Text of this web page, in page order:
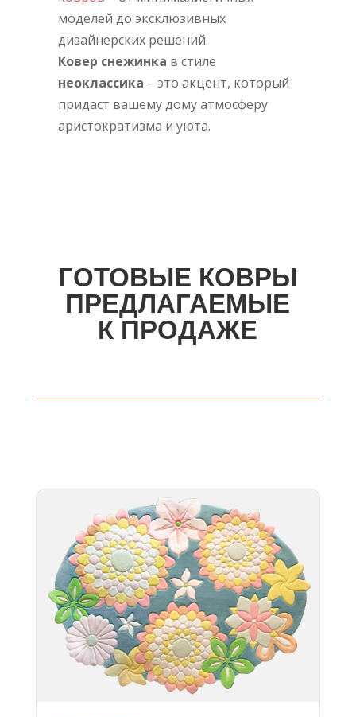
моделей до эксклюзивных
дизайнерских решений.
Ковер снежинка в стиле
неоклассика – это акцент, который
придаст вашему дому атмосферу
аристократизма и уюта.
ГОТОВЫЕ КОВРЫ
ПРЕДЛАГАЕМЫЕ
К ПРОДАЖЕ